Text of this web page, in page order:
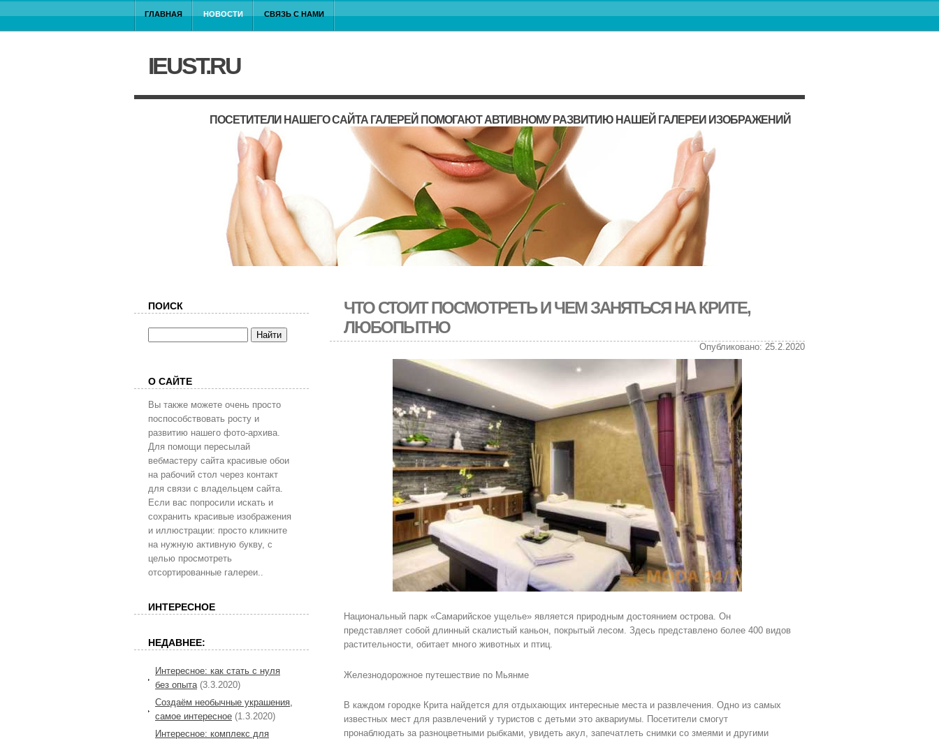
ГЛАВНАЯ НОВОСТИ СВЯЗЬ С НАМИ
IEUST.RU
ПОСЕТИТЕЛИ НАШЕГО САЙТА ГАЛЕРЕЙ ПОМОГАЮТ АВТИВНОМУ РАЗВИТИЮ НАШЕЙ ГАЛЕРЕИ ИЗОБРАЖЕНИЙ
ЧТО СТОИТ ПОСМОТРЕТЬ И ЧЕМ ЗАНЯТЬСЯ НА КРИТЕ,
ЛЮБОПЫТНО
Опубликовано: 25.2.2020
Национальный парк «Самарийское ущелье» является природным достоянием острова. Он
представляет собой длинный скалистый каньон, покрытый лесом. Здесь представлено более 400 видов
растительности, обитает много животных и птиц.
Железнодорожное путешествие по Мьянме
В каждом городке Крита найдется для отдыхающих интересные места и развлечения. Одно из самых
известных мест для развлечений у туристов с детьми это аквариумы. Посетители смогут
пронаблюдать за разноцветными рыбками, увидеть акул, запечатлеть снимки со змеями и другими
ПОИСК
О САЙТЕ
Вы также можете очень просто
поспособствовать росту и
развитию нашего фото-архива.
Для помощи пересылай
вебмастеру сайта красивые обои
на рабочий стол через контакт
для связи с владельцем сайта.
Если вас попросили искать и
сохранить красивые изображения
и иллюстрации: просто кликните
на нужную активную букву, с
целью просмотреть
отсортированные галереи..
ИНТЕРЕСНОЕ
НЕДАВНЕЕ:
Интересное: как стать с нуля
без опыта (3.3.2020)
Создаём необычные украшения,
самое интересное (1.3.2020)
Интересное: комплекс для